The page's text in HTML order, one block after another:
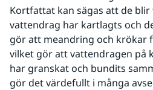
Kortfattat kan sägas att de
vattendrag har kartlagts och
gör att meandring och krökar
vilket gör att vattendragen på
har granskat och bundits
gör det värdefullt i många